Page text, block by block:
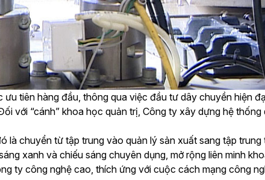
tiên hàng đầu, thông qua việc đầu tư dây chuyền hiện
với “cánh” khoa học quản trị, Công ty xây dựng hệ
chuyển từ tập trung vào quản lý sản xuất sang tập
xanh và chiếu sáng chuyên dụng, mở rộng liên minh
ty công nghệ cao, thích ứng với cuộc cách mạng công